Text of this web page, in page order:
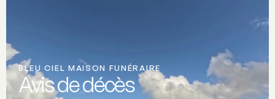
BLEU CIEL MAISON FUNÉRAIRE
Avis de décès